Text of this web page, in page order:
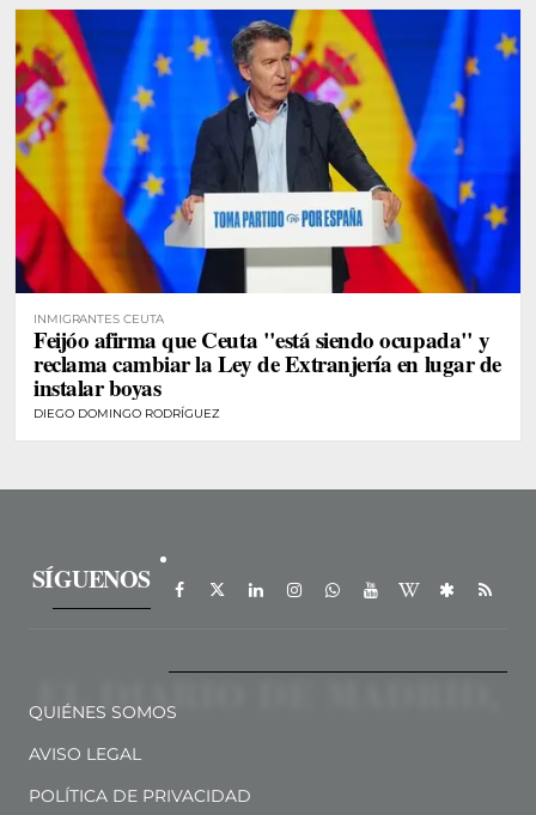
INMIGRANTES CEUTA
Feijóo afirma que Ceuta "está siendo ocupada" y
reclama cambiar la Ley de Extranjería en lugar de
instalar boyas
DIEGO DOMINGO RODRÍGUEZ
SÍGUENOS
QUIÉNES SOMOS
AVISO LEGAL
POLÍTICA DE PRIVACIDAD